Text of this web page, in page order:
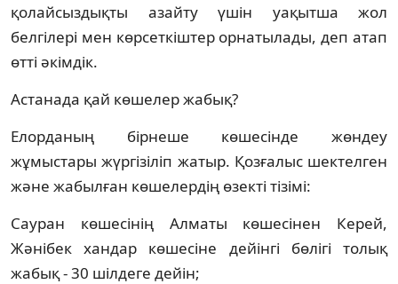
қолайсыздықты азайту үшін уақытша жол
белгілері мен көрсеткіштер орнатылады, деп атап
өтті әкімдік.
Астанада қай көшелер жабық?
Елорданың бірнеше көшесінде жөндеу
жұмыстары жүргізіліп жатыр. Қозғалыс шектелген
және жабылған көшелердің өзекті тізімі:
Сауран көшесінің Алматы көшесінен Керей,
Жәнібек хандар көшесіне дейінгі бөлігі толық
жабық - 30 шілдеге дейін;